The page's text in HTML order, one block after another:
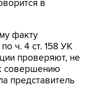
факту
проверяют, не
совершению
представитель
23